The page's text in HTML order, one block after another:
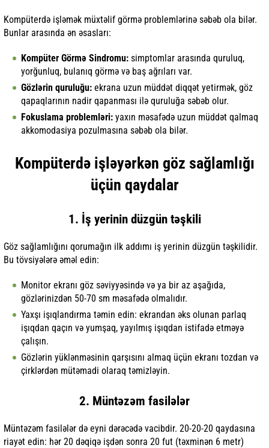
Kompüterdə işləmək müxtəlif görmə problemlərinə səbəb ola bilər.
Bunlar arasında ən əsasları:
Kompüter Görmə Sindromu: simptomlar arasında quruluq,
yorğunluq, bulanıq görmə və baş ağrıları var.
Gözlərin quruluğu: ekrana uzun müddət diqqət yetirmək, göz
qapaqlarının nadir qapanması ilə quruluğa səbəb olur.
Fokuslama problemləri: yaxın məsafədə uzun müddət qalmaq
akkomodasiya pozulmasına səbəb ola bilər.
Kompüterdə işləyərkən göz sağlamlığı
üçün qaydalar
1. İş yerinin düzgün təşkili
Göz sağlamlığını qorumağın ilk addımı iş yerinin düzgün təşkilidir.
Bu tövsiyələrə əməl edin:
Monitor ekranı göz səviyyəsində və ya bir az aşağıda,
gözlərinizdən 50-70 sm məsafədə olmalıdır.
Yaxşı işıqlandırma təmin edin: ekrandan əks olunan parlaq
işıqdan qaçın və yumşaq, yayılmış işıqdan istifadə etməyə
çalışın.
Gözlərin yüklənməsinin qarşısını almaq üçün ekranı tozdan və
çirklərdən mütəmadi olaraq təmizləyin.
2. Müntəzəm fasilələr
Müntəzəm fasilələr də eyni dərəcədə vacibdir. 20-20-20 qaydasına
riayət edin: hər 20 dəqiqə işdən sonra 20 fut (təxminən 6 metr)